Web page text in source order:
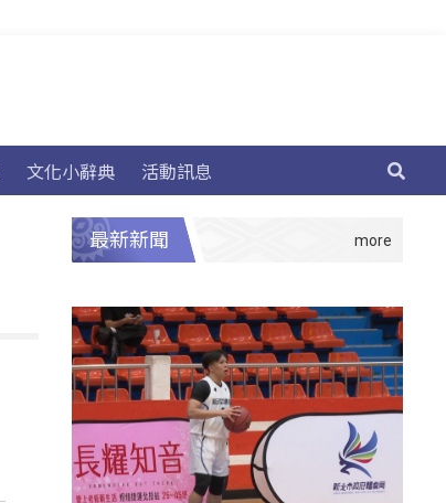
文化小辭典 活動訊息
最新新聞